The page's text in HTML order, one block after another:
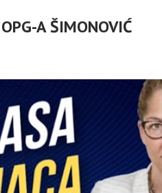
A ŠIMONOVIĆ
MIROVINE IZ DRUGOG
SU NEISPLATIVE?
PANOPTICUM 31/07/2026
U OMIŠLJU OTVORENA